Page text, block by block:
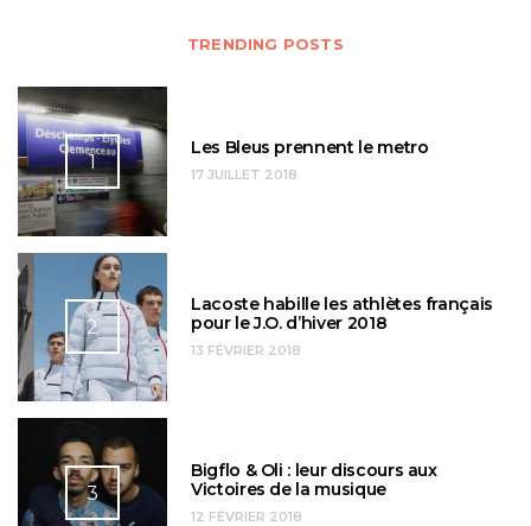
TRENDING POSTS
1
Les Bleus prennent le metro
17 JUILLET 2018
2
Lacoste habille les athlètes français
pour le J.O. d’hiver 2018
13 FÉVRIER 2018
3
Bigflo & Oli : leur discours aux
Victoires de la musique
12 FÉVRIER 2018